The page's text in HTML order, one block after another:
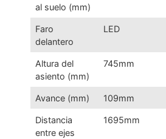
al suelo (mm)
Faro
delantero
LED
Altura del
asiento (mm)
745mm
Avance (mm) 109mm
Distancia
entre ejes
1695mm